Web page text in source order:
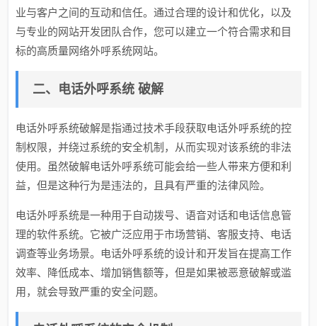
业与客户之间的互动和信任。通过合理的设计和优化，以及
与专业的网站开发团队合作，您可以建立一个符合需求和目
标的高质量网络外呼系统网站。
二、电话外呼系统 破解
电话外呼系统破解是指通过技术手段获取电话外呼系统的控
制权限，并绕过系统的安全机制，从而实现对该系统的非法
使用。虽然破解电话外呼系统可能会给一些人带来方便和利
益，但是这种行为是违法的，且具有严重的法律风险。
电话外呼系统是一种用于自动拨号、语音对话和电话信息管
理的软件系统。它被广泛应用于市场营销、客服支持、电话
调查等业务场景。电话外呼系统的设计和开发旨在提高工作
效率、降低成本、增加销售额等，但是如果被恶意破解或滥
用，就会导致严重的安全问题。